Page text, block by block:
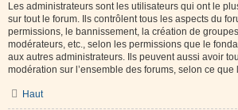
Les administrateurs sont les utilisateurs qui ont le
sur tout le forum. Ils contrôlent tous les aspects du
permissions, le bannissement, la création de
modérateurs, etc., selon les permissions que le
aux autres administrateurs. Ils peuvent aussi avoir
modération sur l’ensemble des forums, selon ce
Haut